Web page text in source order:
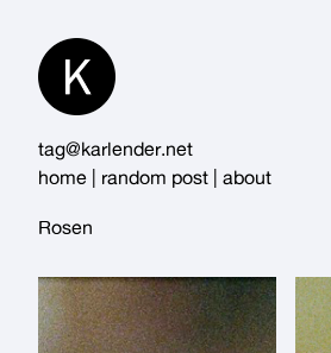
Content
tag@karlender.net
home
random post about
Rosen